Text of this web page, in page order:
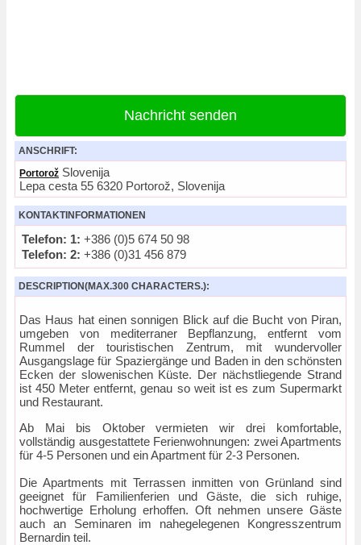
Nachricht senden
ANSCHRIFT:
Portorož Slovenija
Lepa cesta 55 6320 Portorož, Slovenija
KONTAKTINFORMATIONEN
Telefon: 1: +386 (0)5 674 50 98
Telefon: 2: +386 (0)31 456 879
DESCRIPTION(MAX.300 CHARACTERS.):
Das Haus hat einen sonnigen Blick auf die Bucht von Piran,
umgeben von mediterraner Bepflanzung, entfernt vom
Rummel der touristischen Zentrum, mit wundervoller
Ausgangslage für Spaziergänge und Baden in den schönsten
Ecken der slowenischen Küste. Der nächstliegende Strand
ist 450 Meter entfernt, genau so weit ist es zum Supermarkt
und Restaurant.
Ab Mai bis Oktober vermieten wir drei komfortable,
vollständig ausgestattete Ferienwohnungen: zwei Apartments
für 4-5 Personen und ein Apartment für 2-3 Personen.
Die Apartments mit Terrassen inmitten von Grünland sind
geeignet für Familienferien und Gäste, die sich ruhige,
hochwertige Erholung erhoffen. Oft nehmen unsere Gäste
auch an Seminaren im nahegelegenen Kongresszentrum
Bernardin teil.